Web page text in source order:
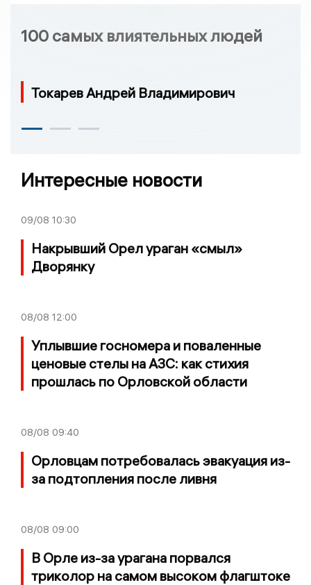
100 самых влиятельных людей
Токарев Андрей Владимирович
Интересные новости
09/08 10:30
Накрывший Орел ураган «смыл»
Дворянку
08/08 12:00
Уплывшие госномера и поваленные
ценовые стелы на АЗС: как стихия
прошлась по Орловской области
08/08 09:40
Орловцам потребовалась эвакуация из-
за подтопления после ливня
08/08 09:00
В Орле из-за урагана порвался
триколор на самом высоком флагштоке